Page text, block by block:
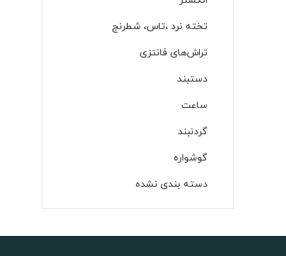
تخته نرد ،تاس، شطرنج
تراش‌های فانتزی
دستبند
ساعت
گردنبند
گوشواره‌
دسته بندی نشده